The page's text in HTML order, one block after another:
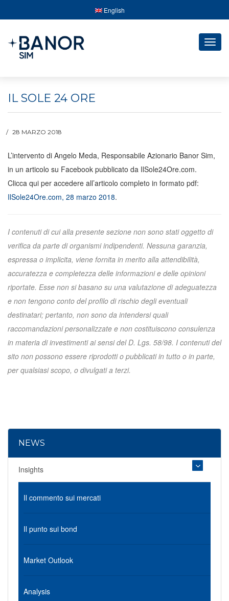
English
IL SOLE 24 ORE
28 MARZO 2018
L’intervento di Angelo Meda, Responsabile Azionario Banor Sim,
in un articolo su Facebook pubblicato da IlSole24Ore.com.
Clicca qui per accedere all’articolo completo in formato pdf:
IlSole24Ore.com, 28 marzo 2018.
I contenuti di cui alla presente sezione non sono stati oggetto di
verifica da parte di organismi indipendenti. Nessuna garanzia,
espressa o implicita, viene fornita in merito alla attendibilità,
accuratezza e completezza delle informazioni e delle opinioni
riportate. Esse non si basano su una valutazione di adeguatezza
e non tengono conto del profilo di rischio degli eventuali
destinatari; pertanto, non sono da intendersi quali
raccomandazioni personalizzate e non costituiscono consulenza
in materia di investimenti ai sensi del D. Lgs. 58/98. I contenuti del
sito non possono essere riprodotti o pubblicati in tutto o in parte,
per qualsiasi scopo, o divulgati a terzi.
NEWS
Insights
Il commento sui mercati
Il punto sui bond
Market Outlook
Analysis